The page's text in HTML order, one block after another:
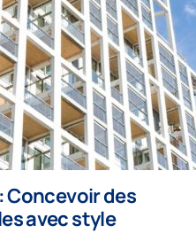
Concevoir des
avec style